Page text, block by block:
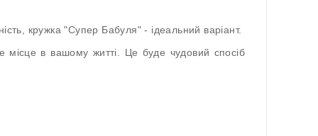
кружка "Супер Бабуля" - ідеальний варіант.
місце в вашому житті. Це буде чудовий спосіб